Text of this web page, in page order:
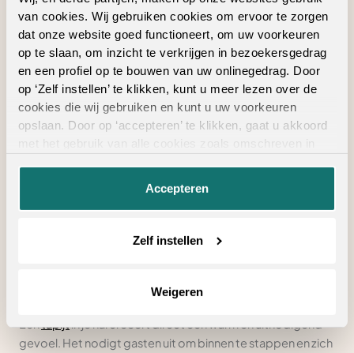
van cookies. Wij gebruiken cookies om ervoor te zorgen
dat onze website goed functioneert, om uw voorkeuren
op te slaan, om inzicht te verkrijgen in bezoekersgedrag
en een profiel op te bouwen van uw onlinegedrag. Door
op ‘Zelf instellen’ te klikken, kunt u meer lezen over de
cookies die wij gebruiken en kunt u uw voorkeuren
opslaan. Door op ‘accepteren’ te klikken, gaat u akkoord
Accepteren
Zelf instellen
Weigeren
H
Hoogpolig tapijt
L
Laagpolig tapijt
Licht tapijt
M
Vloerkleed op maat
W
Wit tapijt
Z
Zwart tapijt
Een warm welkom met Ambiant tapijt voor je hal
Eentapijtin je hal creëert direct een warm en uitnodigend
gevoel. Het nodigt gasten uit om binnen te stappen en zich